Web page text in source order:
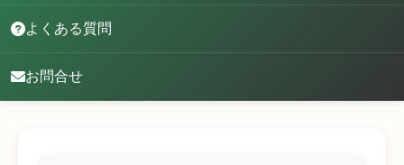
よくある質問
お問合せ